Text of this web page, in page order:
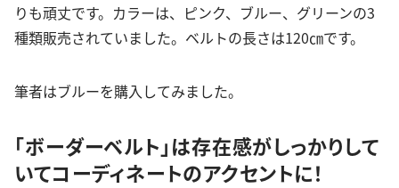
りも頑丈です。カラーは、ピンク、ブルー、グリーンの3
種類販売されていました。ベルトの長さは120㎝です。
筆者はブルーを購入してみました。
「ボーダーベルト」は存在感がしっかりして
いてコーディネートのアクセントに！